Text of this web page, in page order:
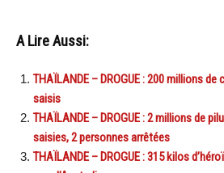
A Lire Aussi:
THAÏLANDE – DROGUE : 200 millions de
saisis
THAÏLANDE – DROGUE : 2 millions de
saisies, 2 personnes arrêtées
THAÏLANDE – DROGUE : 315 kilos